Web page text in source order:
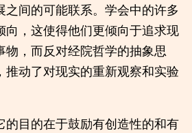
之间的可能联系。学会中的许多
向，这使得他们更倾向于追求现
物，而反对经院哲学的抽象思
推动了对现实的重新观察和实验
的目的在于鼓励有创造性的和有